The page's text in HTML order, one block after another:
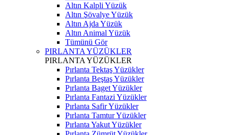
Altın Kalpli Yüzük
Altın Şövalye Yüzük
Altın Ajda Yüzük
Altın Animal Yüzük
Tümünü Gör
PIRLANTA YÜZÜKLER
PIRLANTA YÜZÜKLER
Pırlanta Tektaş Yüzükler
Pırlanta Beştaş Yüzükler
Pırlanta Baget Yüzükler
Pırlanta Fantazi Yüzükler
Pırlanta Safir Yüzükler
Pırlanta Tamtur Yüzükler
Pırlanta Yakut Yüzükler